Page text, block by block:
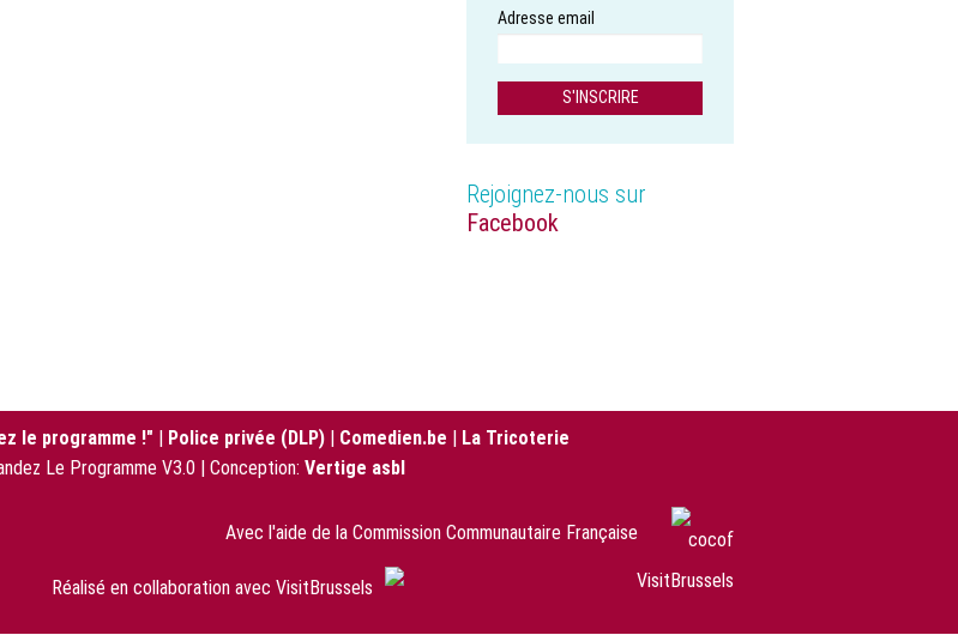
Adresse email
Rejoignez-nous sur
Facebook
le programme !" | Police privée (DLP) | Comedien.be | La Tricoterie
Le Programme V3.0 | Conception: Vertige asbl
Avec l'aide de la Commission Communautaire Française
Réalisé en collaboration avec VisitBrussels